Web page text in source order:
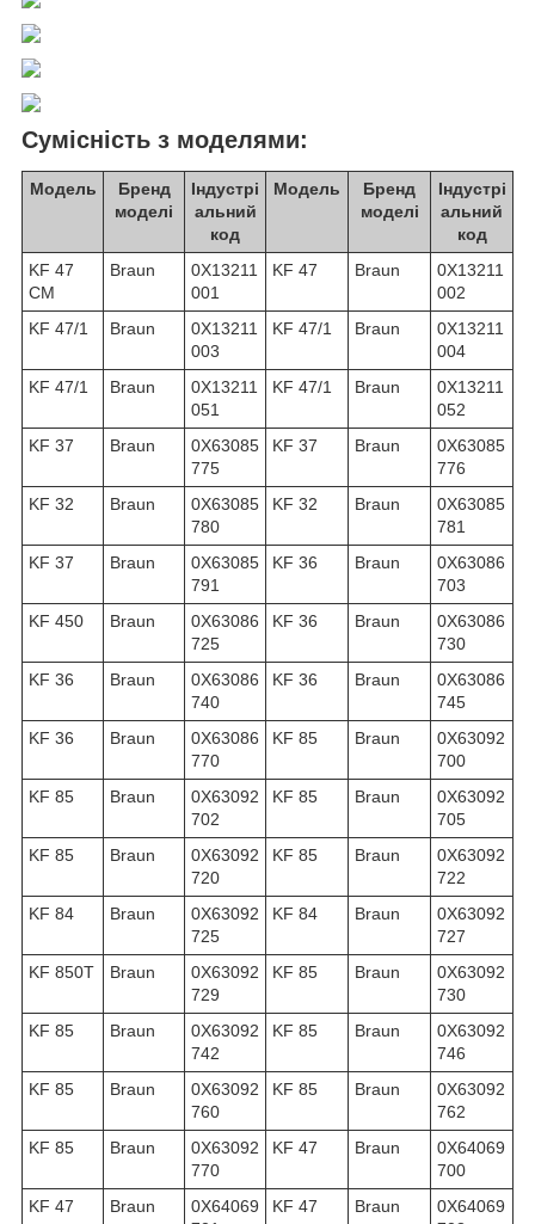
Сумісність з моделями:
Модель
Бренд
моделі
Індустрі
альний
код
Модель
Бренд
моделі
Індустрі
альний
код
KF 47
CM
Braun
0X13211
001
KF 47 Braun
0X13211
002
KF 47/1
Braun
0X13211
003
KF 47/1 Braun
0X13211
004
KF 47/1
Braun
0X13211
051
KF 47/1 Braun
0X13211
052
KF 37
Braun
0X63085
775
KF 37 Braun
0X63085
776
KF 32
Braun
0X63085
780
KF 32 Braun
0X63085
781
KF 37
Braun
0X63085
791
KF 36 Braun
0X63086
703
KF 450
Braun
0X63086
725
KF 36 Braun
0X63086
730
KF 36
Braun
0X63086
740
KF 36 Braun
0X63086
745
KF 36
Braun
0X63086
770
KF 85 Braun
0X63092
700
KF 85
Braun
0X63092
702
KF 85 Braun
0X63092
705
KF 85
Braun
0X63092
720
KF 85 Braun
0X63092
722
KF 84
Braun
0X63092
725
KF 84 Braun
0X63092
727
KF 850T
Braun
0X63092
729
KF 85 Braun
0X63092
730
KF 85
Braun
0X63092
742
KF 85 Braun
0X63092
746
KF 85
Braun
0X63092
760
KF 85 Braun
0X63092
762
KF 85
Braun
0X63092
770
KF 47 Braun
0X64069
700
KF 47
Braun
0X64069
KF 47 Braun
0X64069